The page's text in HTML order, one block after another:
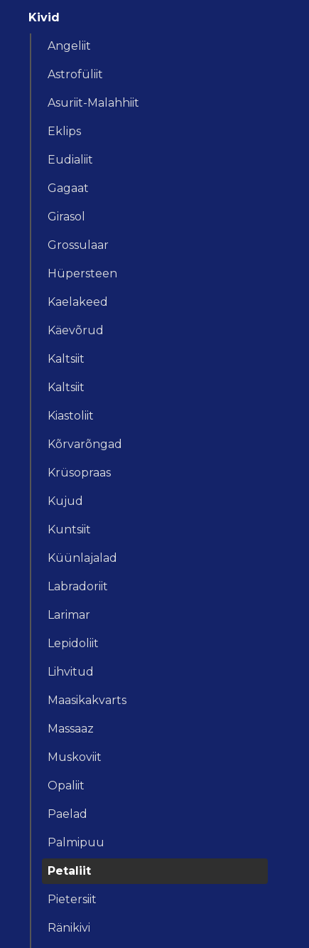
Kivid
Angeliit
Astrofüliit
Asuriit-Malahhiit
Eklips
Eudialiit
Gagaat
Girasol
Grossulaar
Hüpersteen
Kaelakeed
Käevõrud
Kaltsiit
Kaltsiit
Kiastoliit
Kõrvarõngad
Krüsopraas
Kujud
Kuntsiit
Küünlajalad
Labradoriit
Larimar
Lepidoliit
Lihvitud
Maasikakvarts
Massaaz
Muskoviit
Opaliit
Paelad
Palmipuu
Petaliit
Pietersiit
Ränikivi